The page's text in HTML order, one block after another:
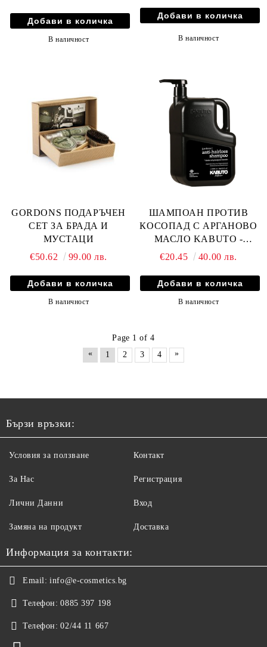
В наличност В наличност
GORDONS ПОДАРЪЧЕН
СЕТ ЗА БРАДА И
МУСТАЦИ
€50.62
99.00 лв.
В наличност
ШАМПОАН ПРОТИВ
КОСОПАД С АРГАНОВО
МАСЛО KABUTO -
2500мл
€20.45 40.00 лв.
В наличност
Page 1 of 4
«
1 2 3 4 »
Бързи връзки:
Условия за ползване
За Нас
Лични Данни
Замяна на продукт
Контакт
Регистрация
Вход
Доставка
Информация за контакти:
Email: info@e-cosmetics.bg
Телефон: 0885 397 198
Телефон: 02/44 11 667